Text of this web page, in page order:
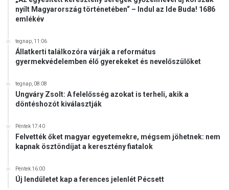
nyílt Magyarország történetében“ – Indul az Ide Buda! 1686
emlékév
tegnap, 11:06
Állatkerti találkozóra várják a református
gyermekvédelemben élő gyerekeket és nevelőszülőket
tegnap, 08:08
Ungváry Zsolt: A felelősség azokat is terheli, akik a
döntéshozót kiválasztják
Péntek 17:40
Felvették őket magyar egyetemekre, mégsem jöhetnek: nem
kapnak ösztöndíjat a keresztény fiatalok
Péntek 16:00
Új lendületet kap a ferences jelenlét Pécsett